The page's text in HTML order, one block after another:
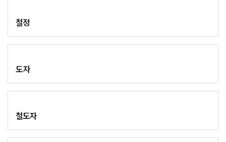
철정
도자
철도자